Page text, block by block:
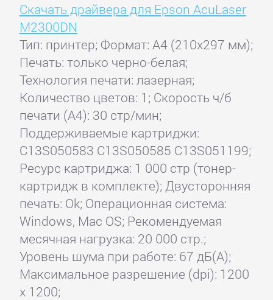
Скачать драйвера для Epson AcuLaser
M2300DN
Тип: принтер; Формат: A4 (210x297 мм);
Печать: только черно-белая;
Технология печати: лазерная;
Количество цветов: 1; Скорость ч/б
печати (А4): 30 стр/мин;
Поддерживаемые картриджи:
C13S050583 C13S050585 C13S051199;
Ресурс картриджа: 1 000 стр (тонер-
картридж в комплекте); Двусторонняя
печать: Ok; Операционная система:
Windows, Mac OS; Рекомендуемая
месячная нагрузка: 20 000 стр.;
Уровень шума при работе: 67 дБ(А);
Максимальное разрешение (dpi): 1200
x 1200;